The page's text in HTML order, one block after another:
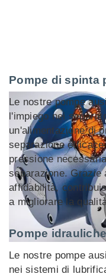
Pompe di spinta
Le nostre pompe
l'impiego nei
un'alimentazione di
separazione
pressione
separazione. Grazie
affidabilità,
a migliorare la
Pompe
Le nostre pompe
nei sistemi di